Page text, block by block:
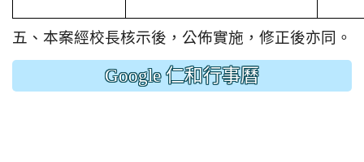
五、本案經校長核示後，公佈實施，修正後亦同。
Google 仁和行事曆